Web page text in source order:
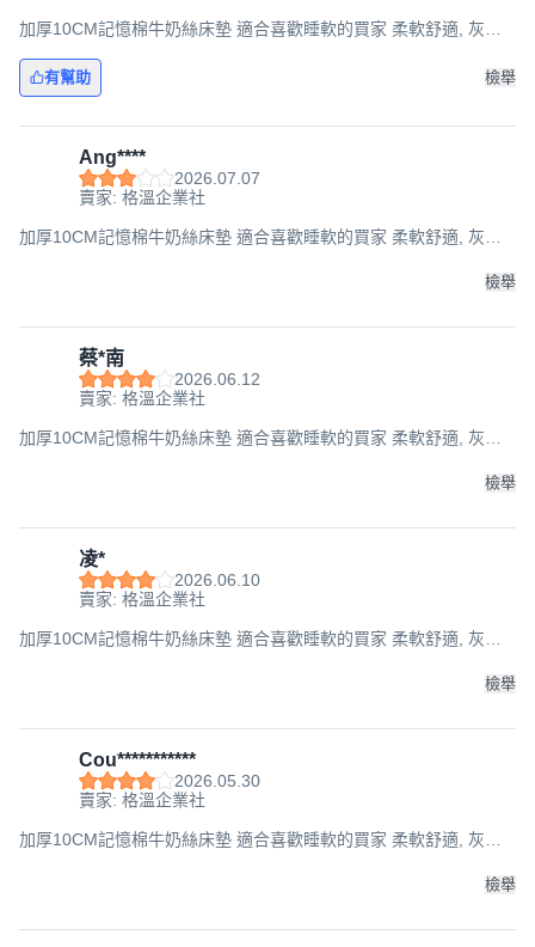
加厚10CM記憶棉牛奶絲床墊 適合喜歡睡軟的買家 柔軟舒適, 灰色,
有幫助 檢舉
Ang****
2026.07.07
賣家: 格溫企業社
加厚10CM記憶棉牛奶絲床墊 適合喜歡睡軟的買家 柔軟舒適, 灰色,
檢舉
蔡*南
2026.06.12
賣家: 格溫企業社
加厚10CM記憶棉牛奶絲床墊 適合喜歡睡軟的買家 柔軟舒適, 灰色,
檢舉
凌*
2026.06.10
賣家: 格溫企業社
加厚10CM記憶棉牛奶絲床墊 適合喜歡睡軟的買家 柔軟舒適, 灰色,
檢舉
Cou***********
2026.05.30
賣家: 格溫企業社
加厚10CM記憶棉牛奶絲床墊 適合喜歡睡軟的買家 柔軟舒適, 灰色,
檢舉